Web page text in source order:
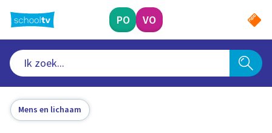
naar
hoofdinhoud
PO VO
Mens en lichaam